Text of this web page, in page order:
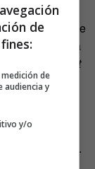
Lai, el estudio
empresas de
en la bolsa
Next
un elemento
debe
el proyecto.
de
de
audiencia y
y/o